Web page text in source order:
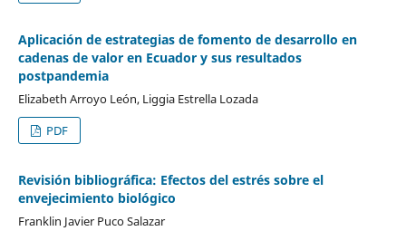
Aplicación de estrategias de fomento de desarrollo en
cadenas de valor en Ecuador y sus resultados
postpandemia
Elizabeth Arroyo León, Liggia Estrella Lozada
PDF
Revisión bibliográfica: Efectos del estrés sobre el
envejecimiento biológico
Franklin Javier Puco Salazar